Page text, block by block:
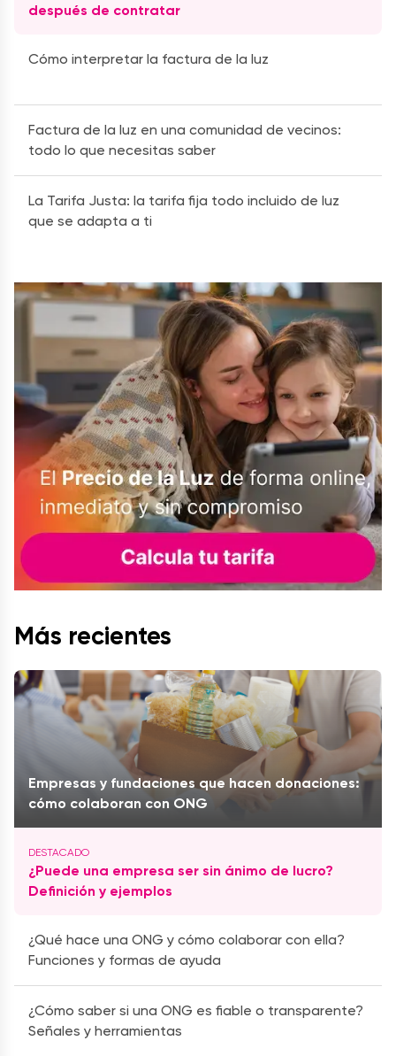
después de contratar
Cómo interpretar la factura de la luz
Factura de la luz en una comunidad de vecinos:
todo lo que necesitas saber
La Tarifa Justa: la tarifa fija todo incluido de luz
que se adapta a ti
Más recientes
Empresas y fundaciones que hacen donaciones:
cómo colaboran con ONG
¿Puede una empresa ser sin ánimo de lucro?
Definición y ejemplos
¿Qué hace una ONG y cómo colaborar con ella?
Funciones y formas de ayuda
¿Cómo saber si una ONG es fiable o transparente?
Señales y herramientas